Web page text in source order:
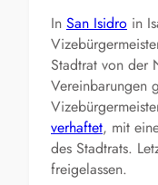
In San Isidro in
Stadtrat von der
Vereinbarungen
verhaftet, mit
des Stadtrats.
freigelassen.